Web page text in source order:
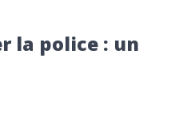
la police : un